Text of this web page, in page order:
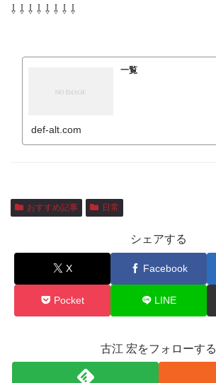
⇩ ⇩ ⇩ ⇩ ⇩ ⇩ ⇩ ⇩
一覧
def-alt.com
おすすめ記事 日常
シェアする
X Facebook
Pocket LINE
古江 宏をフォローする